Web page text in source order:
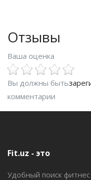
Отзывы
Ваша оценка
Вы должны быть
комментарии
Fit.uz - это
Удобный поиск